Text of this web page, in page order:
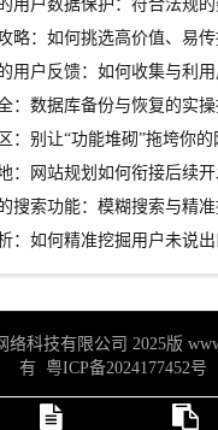
用户数据保护：符合法规
略：如何挑选高价值、易传
用户反馈：如何收集与利用
：数据库备份与恢复的实
：别让“功能堆砌”拖垮你
：网站规划如何衔接后续开
搜索功能：模糊搜索与精
：如何精准挖掘用户未说出
络科技有限公司 2025版
有 粤ICP备2024177452号